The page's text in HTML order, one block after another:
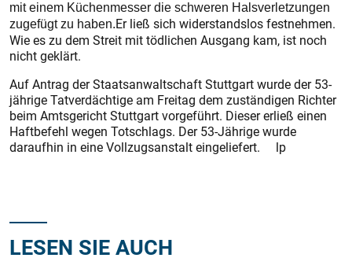
mit einem Küchenmesser die schweren Halsverletzungen
zugefügt zu haben.Er ließ sich widerstandslos festnehmen.
Wie es zu dem Streit mit tödlichen Ausgang kam, ist noch
nicht geklärt.
Auf Antrag der Staatsanwaltschaft Stuttgart wurde der 53-
jährige Tatverdächtige am Freitag dem zuständigen Richter
beim Amtsgericht Stuttgart vorgeführt. Dieser erließ einen
Haftbefehl wegen Totschlags. Der 53-Jährige wurde
daraufhin in eine Vollzugsanstalt eingeliefert. lp
LESEN SIE AUCH